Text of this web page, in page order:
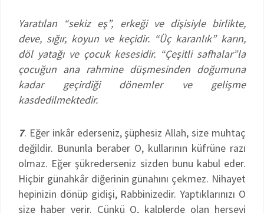
Yaratılan “sekiz eş”, erkeği ve dişisiyle birlikte,
deve, sığır, koyun ve keçidir. “Üç karanlık” karın,
döl yatağı ve çocuk kesesidir. “Çeşitli safhalar”la
çocuğun ana rahmine düşmesinden doğumuna
kadar geçirdiği dönemler ve gelişme
kasdedilmektedir.
7. Eğer inkâr ederseniz, şüphesiz Allah, size muhtaç
değildir. Bununla beraber O, kullarının küfrüne razı
olmaz. Eğer şükrederseniz sizden bunu kabul eder.
Hiçbir günahkâr diğerinin günahını çekmez. Nihayet
hepinizin dönüp gidişi, Rabbinizedir. Yaptıklarınızı O
size haber verir. Çünkü O, kalplerde olan herşeyi